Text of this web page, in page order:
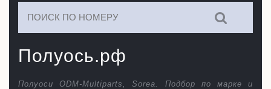
Полуось.рф
Полуоси ODM-Multiparts, Sorea. Подбор по марке и